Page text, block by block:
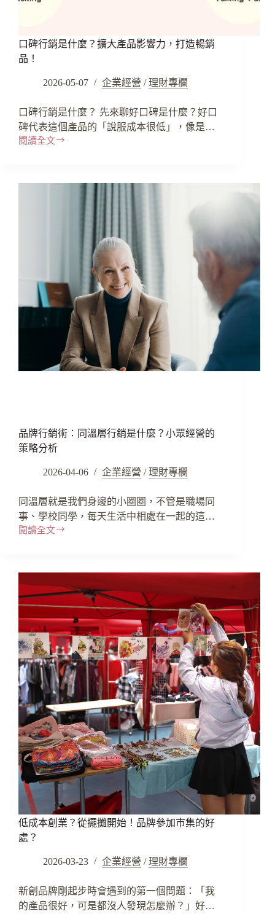
口碑行銷是什麼？擴大產品影響力，打造暢銷
品！
2026-05-07 企業經營 / 理財專欄
口碑行銷是什麼？ 先來聊好口碑是什麼？好口
碑代表這個產品的「說服成本很低」，像是…
閱讀全文
品牌行銷術：同溫層行銷是什麼？小眾經營的
策略分析
2026-04-06 企業經營 / 理財專欄
同溫層就是我們身邊的小圈圈，不管是職場同
事、學校同學，每天生活中相處在一起的這…
閱讀全文
低成本創業？從擺攤開始！品牌參加市集的好
處？
2026-03-23 企業經營 / 理財專欄
新創品牌剛起步時會遇到的第一個問題：「我
的產品很好，可是都沒人發現怎麼辦？」好…